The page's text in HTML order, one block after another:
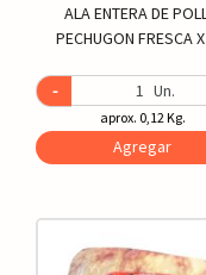
ALA ENTERA DE
PECHUGON FRESCA
- Un.
aprox. 0,12 Kg.
Agregar